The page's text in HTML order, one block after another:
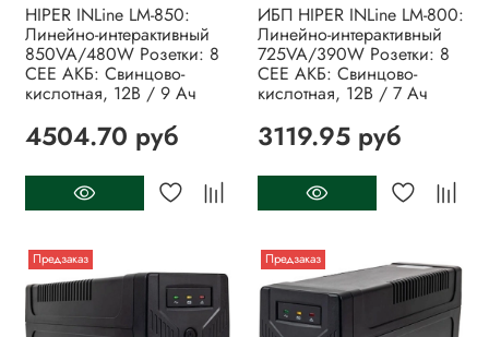
HIPER INLine LM-850:
Линейно-интерактивный
850VA/480W Розетки: 8
CEE АКБ: Свинцово-
кислотная, 12В / 9 Ач
4504.70 руб
ИБП HIPER INLine LM-800:
Линейно-интерактивный
725VA/390W Розетки: 8
CEE АКБ: Свинцово-
кислотная, 12В / 7 Ач
3119.95 руб
Предзаказ Предзаказ